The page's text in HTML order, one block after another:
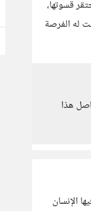
قسوتها،
له الفرصة
هذا
الإنسان